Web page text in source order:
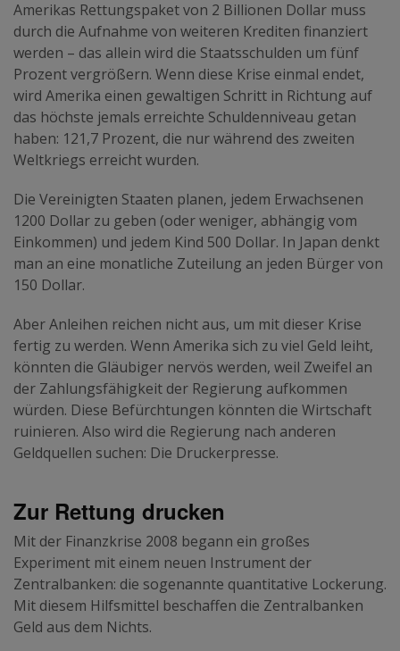
Amerikas Rettungspaket von 2 Billionen Dollar muss
durch die Aufnahme von weiteren Krediten finanziert
werden – das allein wird die Staatsschulden um fünf
Prozent vergrößern. Wenn diese Krise einmal endet,
wird Amerika einen gewaltigen Schritt in Richtung auf
das höchste jemals erreichte Schuldenniveau getan
haben: 121,7 Prozent, die nur während des zweiten
Weltkriegs erreicht wurden.
Die Vereinigten Staaten planen, jedem Erwachsenen
1200 Dollar zu geben (oder weniger, abhängig vom
Einkommen) und jedem Kind 500 Dollar. In Japan denkt
man an eine monatliche Zuteilung an jeden Bürger von
150 Dollar.
Aber Anleihen reichen nicht aus, um mit dieser Krise
fertig zu werden. Wenn Amerika sich zu viel Geld leiht,
könnten die Gläubiger nervös werden, weil Zweifel an
der Zahlungsfähigkeit der Regierung aufkommen
würden. Diese Befürchtungen könnten die Wirtschaft
ruinieren. Also wird die Regierung nach anderen
Geldquellen suchen: Die Druckerpresse.
Zur Rettung drucken
Mit der Finanzkrise 2008 begann ein großes
Experiment mit einem neuen Instrument der
Zentralbanken: die sogenannte quantitative Lockerung.
Mit diesem Hilfsmittel beschaffen die Zentralbanken
Geld aus dem Nichts.